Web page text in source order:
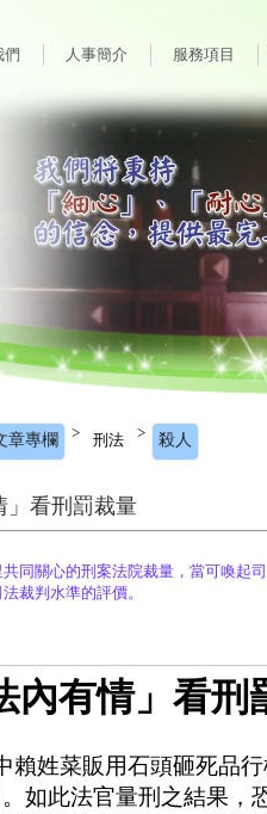
們 人事簡介 服務項目
章專欄 > 刑法 > 殺人
」看刑罰裁量
同關心的刑案法院裁量，當可喚起
裁判水準的評價。
內有情」看刑
賴姓菜販用石頭砸死品
如此法官量刑之結果，